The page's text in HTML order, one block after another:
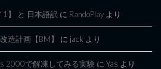
1】 と 日本語訳 に RandoPlay より
造計画【BM】 に jack より
2000で解凍してみる実験 に Yas より